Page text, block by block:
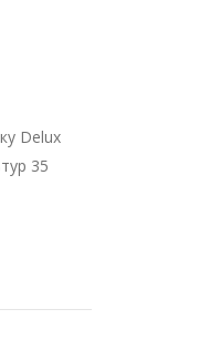
Delux
35